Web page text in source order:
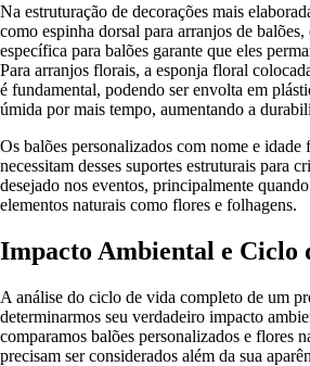
Na estruturação de decorações mais
como espinha dorsal para arranjos de balões,
específica para balões garante que eles
Para arranjos florais, a esponja floral
é fundamental, podendo ser envolta em
úmida por mais tempo, aumentando a
Os balões personalizados com nome e idade
necessitam desses suportes estruturais para
desejado nos eventos, principalmente
elementos naturais como flores e folhagens.
Impacto Ambiental e Ciclo
A análise do ciclo de vida completo de um
determinarmos seu verdadeiro impacto
comparamos balões personalizados e flores
precisam ser considerados além da sua